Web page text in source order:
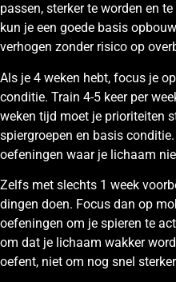
passen, sterker te worden en
kun je een goede basis
verhogen zonder risico op
Als je 4 weken hebt, focus je
conditie. Train 4-5 keer per
weken tijd moet je prioriteiten
spiergroepen en basis
oefeningen waar je lichaam
Zelfs met slechts 1 week
dingen doen. Focus dan op
oefeningen om je spieren te
om dat je lichaam wakker
oefent, niet om nog snel